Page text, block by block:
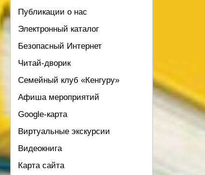
Публикации о нас
Электронный каталог
Безопасный Интернет
Читай-дворик
Семейный клуб «Кенгуру»
Афиша мероприятий
Google-карта
Виртуальные экскурсии
Видеокнига
Карта сайта